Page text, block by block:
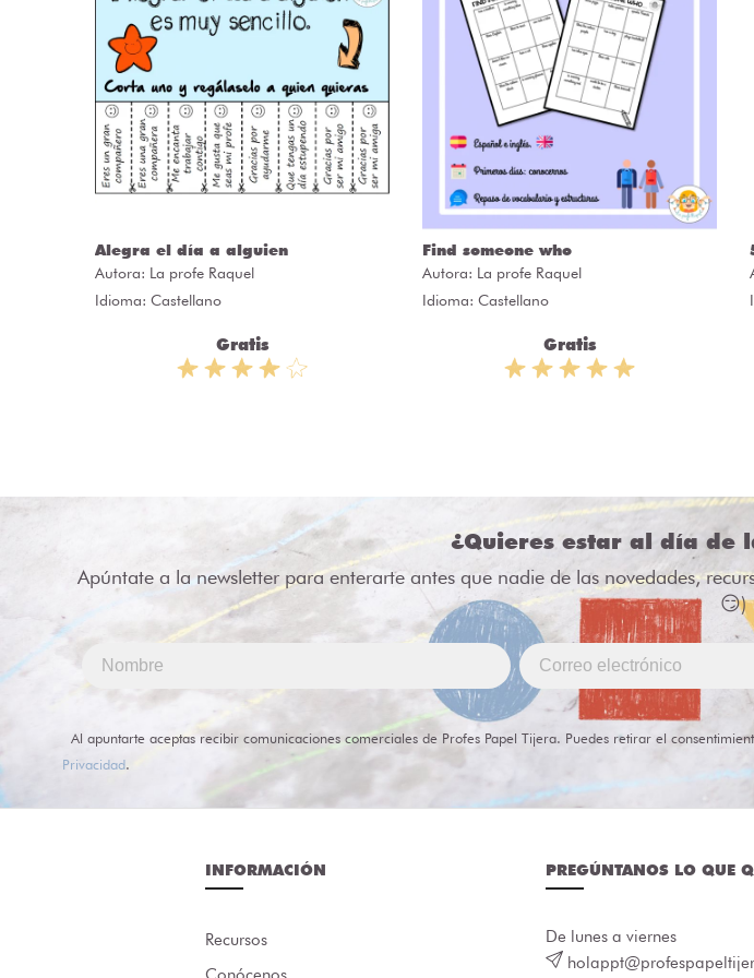
Alegra el día a alguien
Autora: La profe Raquel
Idioma: Castellano
Gratis
Find someone who
Autora: La profe Raquel
Idioma: Castellano
Gratis
¿Quieres estar al día de
Apúntate a la newsletter para enterarte antes que nadie de las novedades,
😏)
Al apuntarte aceptas recibir comunicaciones comerciales de Profes Papel Tijera. Puedes retirar el
Privacidad.
INFORMACIÓN
Recursos
PREGÚNTANOS LO QUE
De lunes a viernes